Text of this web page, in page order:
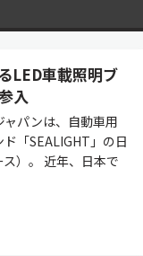
LED車載照明ブ
入
パンは、自動車用
「SEALIGHT」の日
）。 近年、日本で